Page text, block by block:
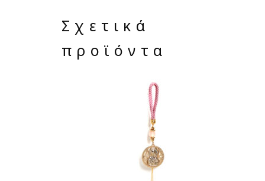
Σχετικά
προϊόντα
ΔΙΑΒΆΣΤΕ ΠΕΡΙΣΣΌΤΕΡΑ